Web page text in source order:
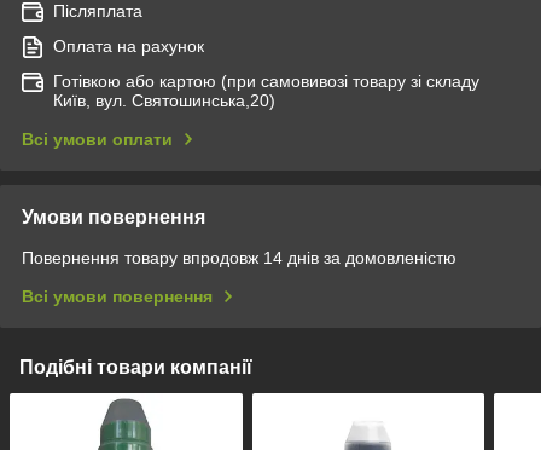
Післяплата
Оплата на рахунок
Готівкою або картою (при самовивозі товару зі складу
Київ, вул. Святошинська,20)
Всі умови оплати
Умови повернення
Повернення товару впродовж 14 днів за домовленістю
Всі умови повернення
Подібні товари компанії